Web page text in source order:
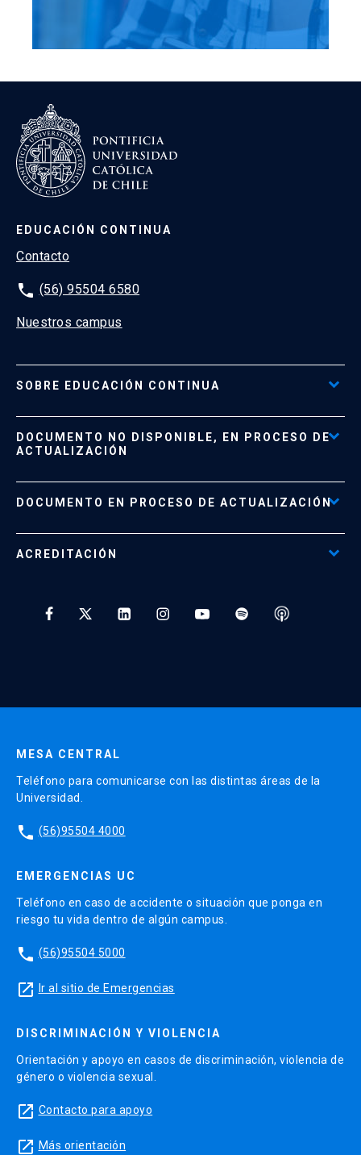
EDUCACIÓN CONTINUA
Contacto
phone (56) 95504 6580
Nuestros campus
SOBRE EDUCACIÓN CONTINUA
Formas de Pago
Políticas de Retiro, Devolución e Información Importante
DOCUMENTO NO DISPONIBLE, EN PROCESO DE
ACTUALIZACIÓN
Documento No Disponible file_download
DOCUMENTO EN PROCESO DE ACTUALIZACIÓN
ACREDITACIÓN
MESA CENTRAL
Teléfono para comunicarse con las distintas áreas de la
Universidad.
phone (56)95504 4000
EMERGENCIAS UC
Teléfono en caso de accidente o situación que ponga en
riesgo tu vida dentro de algún campus.
phone (56)95504 5000
launch Ir al sitio de Emergencias
DISCRIMINACIÓN Y VIOLENCIA
Orientación y apoyo en casos de discriminación, violencia de
género o violencia sexual.
launch Contacto para apoyo
launch Más orientación